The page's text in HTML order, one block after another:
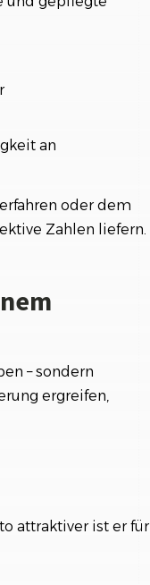
an
oder dem
Zahlen liefern.
– sondern
ergreifen,
attraktiver ist er für